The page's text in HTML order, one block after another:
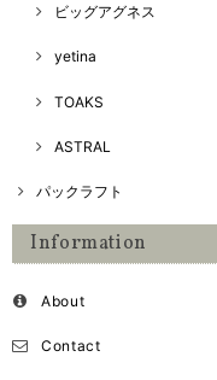
ビッグアグネス
yetina
TOAKS
ASTRAL
パックラフト
Information
About
Contact